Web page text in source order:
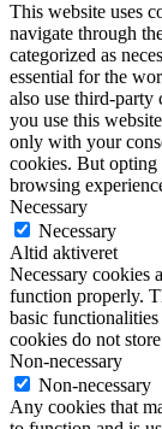
This website uses
navigate through
categorized as
essential for the
also use third-party
you use this
only with your
cookies. But opting
browsing
Necessary
Necessary
Altid aktiveret
Necessary cookies
function properly.
basic
cookies do not
Non-necessary
Non-necessary
Any cookies that